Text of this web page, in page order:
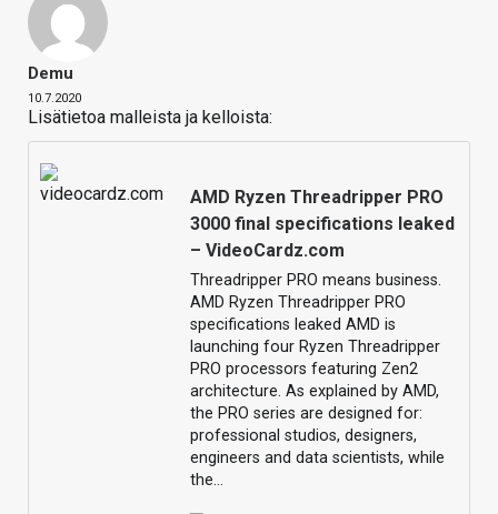
Demu
10.7.2020
Lisätietoa malleista ja kelloista:
AMD Ryzen Threadripper PRO
3000 final specifications leaked
– VideoCardz.com
Threadripper PRO means business.
AMD Ryzen Threadripper PRO
specifications leaked AMD is
launching four Ryzen Threadripper
PRO processors featuring Zen2
architecture. As explained by AMD,
the PRO series are designed for:
professional studios, designers,
engineers and data scientists, while
the…